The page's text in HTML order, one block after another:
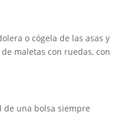
o cógela de las asas y
maletas con ruedas, con
de una bolsa siempre